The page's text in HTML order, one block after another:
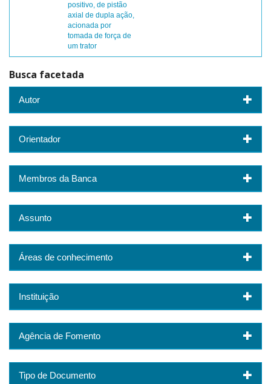
positivo, de pistão
axial de dupla ação,
acionada por
tomada de força de
um trator
Busca facetada
Autor
Orientador
Membros da Banca
Assunto
Áreas de conhecimento
Instituição
Agência de Fomento
Tipo de Documento